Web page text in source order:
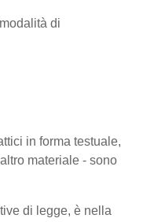
di
in forma testuale,
materiale - sono
di legge, è nella